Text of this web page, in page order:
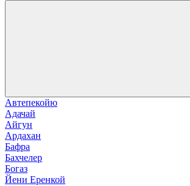
Автепекойю
Адачай
Айгун
Ардахан
Бафра
Бахчелер
Богаз
Йени Еренкой